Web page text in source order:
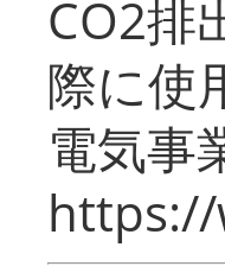
CO2排
際に使
電気事